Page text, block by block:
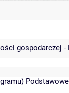
gospodarczej -